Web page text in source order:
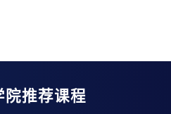
院推荐课程